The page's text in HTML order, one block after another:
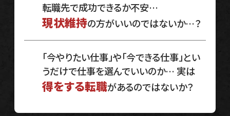
転職先で成功できるか不安…
現状維持の方がいいのではないか…？
「今やりたい仕事」や「今できる仕事」とい
うだけで仕事を選んでいいのか… 実は
得をする転職があるのではないか？